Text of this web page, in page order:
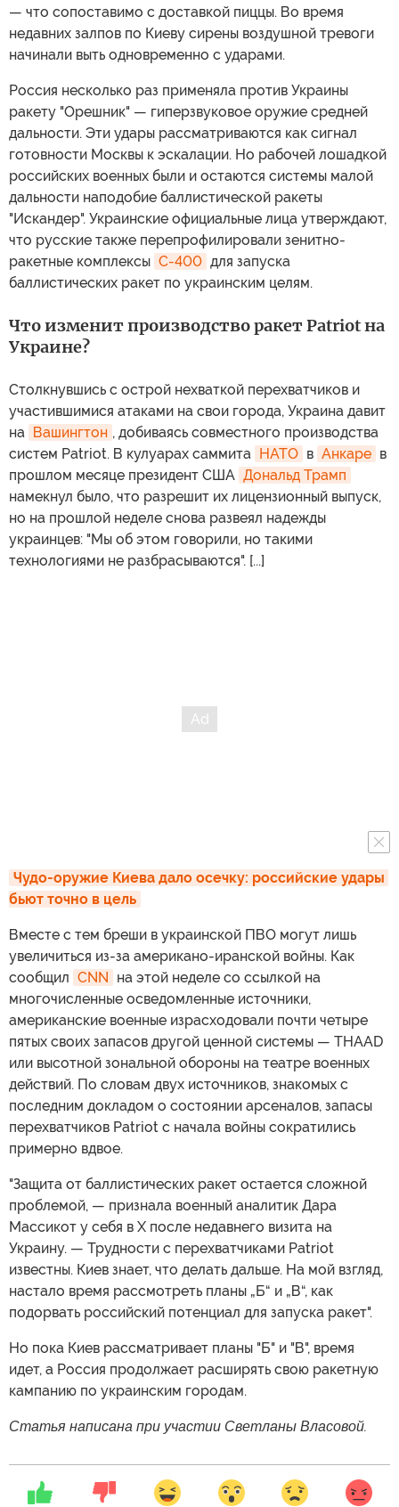
— что сопоставимо с доставкой пиццы. Во время
недавних залпов по Киеву сирены воздушной тревоги
начинали выть одновременно с ударами.
Россия несколько раз применяла против Украины
ракету "Орешник" — гиперзвуковое оружие средней
дальности. Эти удары рассматриваются как сигнал
готовности Москвы к эскалации. Но рабочей лошадкой
российских военных были и остаются системы малой
дальности наподобие баллистической ракеты
"Искандер". Украинские официальные лица утверждают,
что русские также перепрофилировали зенитно-
ракетные комплексы С-400 для запуска
баллистических ракет по украинским целям.
Что изменит производство ракет Patriot на
Украине?
Столкнувшись с острой нехваткой перехватчиков и
участившимися атаками на свои города, Украина давит
на Вашингтон , добиваясь совместного производства
систем Patriot. В кулуарах саммита НАТО в Анкаре в
прошлом месяце президент США Дональд Трамп
намекнул было, что разрешит их лицензионный выпуск,
но на прошлой неделе снова развеял надежды
украинцев: "Мы об этом говорили, но такими
технологиями не разбрасываются". [...]
Чудо-оружие Киева дало осечку: российские удары
бьют точно в цель
Вместе с тем бреши в украинской ПВО могут лишь
увеличиться из-за американо-иранской войны. Как
сообщил CNN на этой неделе со ссылкой на
многочисленные осведомленные источники,
американские военные израсходовали почти четыре
пятых своих запасов другой ценной системы — THAAD
или высотной зональной обороны на театре военных
действий. По словам двух источников, знакомых с
последним докладом о состоянии арсеналов, запасы
перехватчиков Patriot с начала войны сократились
примерно вдвое.
"Защита от баллистических ракет остается сложной
проблемой, — признала военный аналитик Дара
Массикот у себя в X после недавнего визита на
Украину. — Трудности с перехватчиками Patriot
известны. Киев знает, что делать дальше. На мой взгляд,
настало время рассмотреть планы „Б“ и „В“, как
подорвать российский потенциал для запуска ракет".
Но пока Киев рассматривает планы "Б" и "В", время
идет, а Россия продолжает расширять свою ракетную
кампанию по украинским городам.
Статья написана при участии Светланы Власовой.